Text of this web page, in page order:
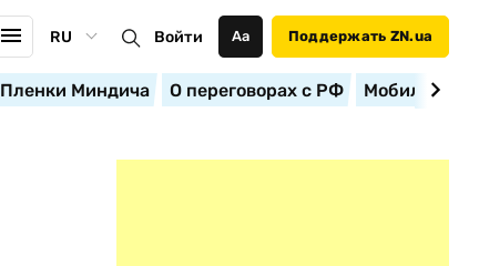
RU Войти Аа Поддержать ZN.ua
Пленки Миндича О переговорах с РФ